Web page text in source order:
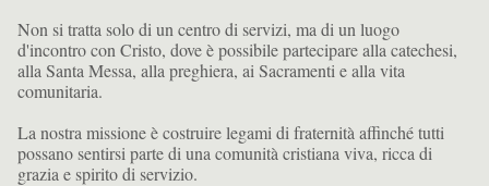
Non si tratta solo di un centro di servizi, ma di un luogo
d'incontro con Cristo, dove è possibile partecipare alla catechesi,
alla Santa Messa, alla preghiera, ai Sacramenti e alla vita
comunitaria.
La nostra missione è costruire legami di fraternità affinché tutti
possano sentirsi parte di una comunità cristiana viva, ricca di
grazia e spirito di servizio.